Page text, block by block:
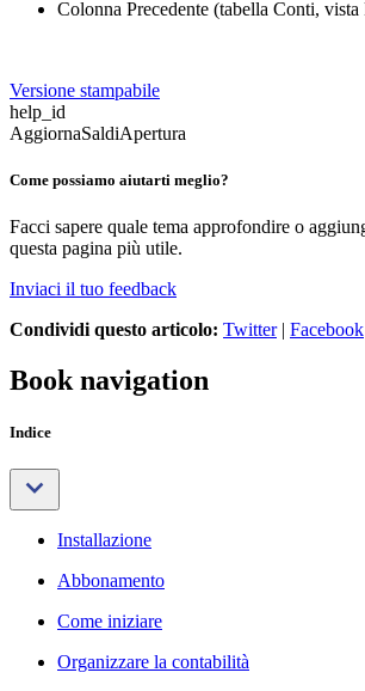
Colonna Precedente (tabella Conti, vista
Versione stampabile
help_id
AggiornaSaldiApertura
Come possiamo aiutarti meglio?
Facci sapere quale tema approfondire o
questa pagina più utile.
Inviaci il tuo feedback
Condividi questo articolo: Twitter| Facebook
Book navigation
Indice
Installazione
Abbonamento
Come iniziare
Organizzare la contabilità